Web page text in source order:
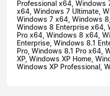
Professional x64, Windows
x64, Windows 7 Ultimate,
Windows 7 x64, Windows
Windows 8 Enterprise x64,
Pro x64, Windows 8 x64,
Enterprise, Windows 8.1
Pro, Windows 8.1 Pro x64,
XP, Windows XP Home,
Windows XP Professional,